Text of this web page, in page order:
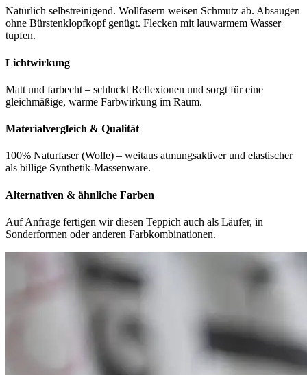
Natürlich selbstreinigend. Wollfasern weisen Schmutz ab. Absaugen
ohne Bürstenklopfkopf genügt. Flecken mit lauwarmem Wasser
tupfen.
Lichtwirkung
Matt und farbecht – schluckt Reflexionen und sorgt für eine
gleichmäßige, warme Farbwirkung im Raum.
Materialvergleich & Qualität
100% Naturfaser (Wolle) – weitaus atmungsaktiver und elastischer
als billige Synthetik-Massenware.
Alternativen & ähnliche Farben
Auf Anfrage fertigen wir diesen Teppich auch als Läufer, in
Sonderformen oder anderen Farbkombinationen.